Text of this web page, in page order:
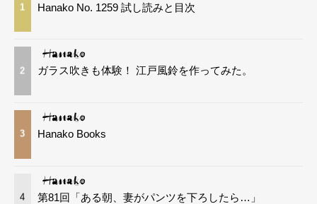
1 Hanako No. 1259 試し読みと目次
2 ガラス吹きも体験！ 江戸風鈴を作ってみた。
3 Hanako Books
4 第81回「ある朝、妻がパンツを下ろしたら…」